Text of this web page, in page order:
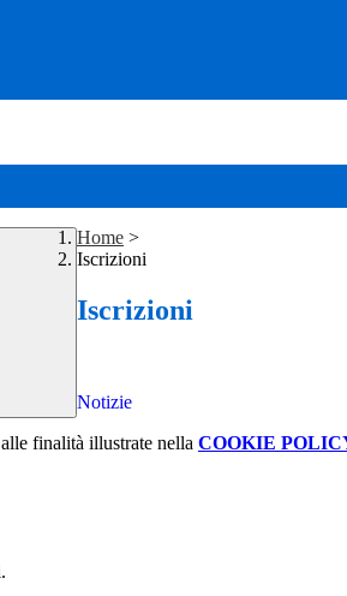
Home >
Iscrizioni
Iscrizioni
Notizie
finalità illustrate nella COOKIE